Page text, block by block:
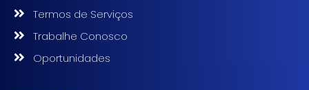
Termos de Serviços
Trabalhe Conosco
Oportunidades